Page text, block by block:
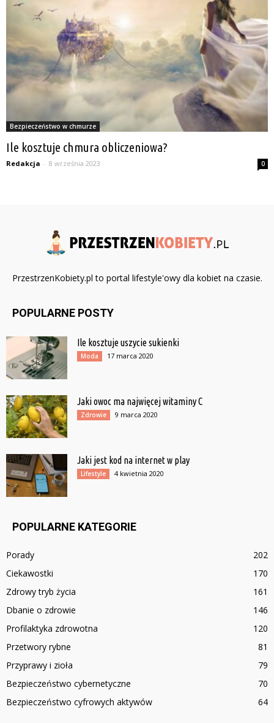
Bezpieczeństwo w chmurze
Ile kosztuje chmura obliczeniowa?
Redakcja - 8 września 2023 0
PrzestrzenKobiety.pl to portal lifestyle'owy dla kobiet na czasie.
POPULARNE POSTY
Ile kosztuje uszycie sukienki
Moda 17 marca 2020
Jaki owoc ma najwięcej witaminy C
Zdrowie 9 marca 2020
Jaki jest kod na internet w play
Lifestyle 4 kwietnia 2020
POPULARNE KATEGORIE
Porady
202
Ciekawostki
170
Zdrowy tryb życia
161
Dbanie o zdrowie
146
Profilaktyka zdrowotna
120
Przetwory rybne
81
Przyprawy i zioła
79
Bezpieczeństwo cybernetyczne
70
Bezpieczeństwo cyfrowych aktywów
64